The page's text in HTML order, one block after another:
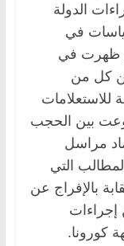
الدولة
في
ظهرت في
كل من
للاستعلامات
بين الحجب
مراسل
التي
بالإفراج عن
إجراءات
كورونا.